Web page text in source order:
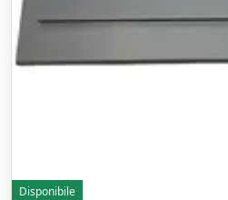
Disponibile